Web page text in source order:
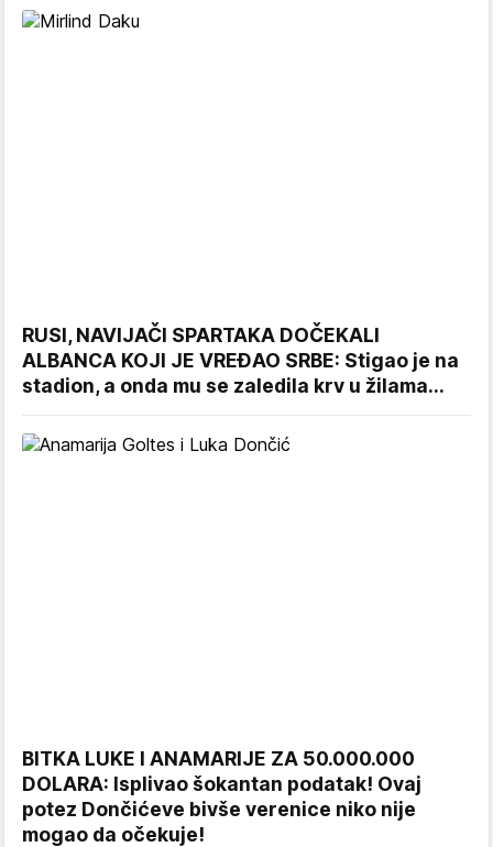
RUSI, NAVIJAČI SPARTAKA DOČEKALI
ALBANCA KOJI JE VREĐAO SRBE: Stigao je na
stadion, a onda mu se zaledila krv u žilama...
BITKA LUKE I ANAMARIJE ZA 50.000.000
DOLARA: Isplivao šokantan podatak! Ovaj
potez Dončićeve bivše verenice niko nije
mogao da očekuje!